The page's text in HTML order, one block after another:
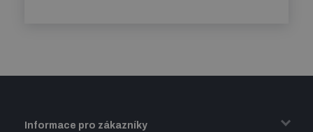
Informace pro zákazníky